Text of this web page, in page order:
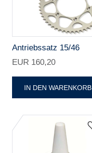
Antriebssatz 15/46
EUR 160,20
IN DEN WARENKORB